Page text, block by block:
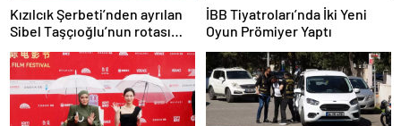
Kızılcık Şerbeti’nden ayrılan
Sibel Taşçıoğlu’nun rotası
belli oldu
İBB Tiyatroları’nda İki Yeni
Oyun Prömiyer Yaptı